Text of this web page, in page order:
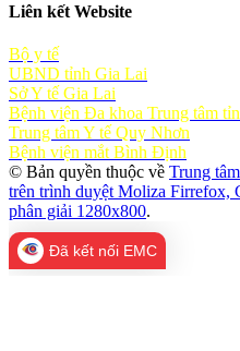
Liên kết Website
Bộ y tế
UBND tỉnh Gia Lai
Sở Y tế Gia Lai
Bệnh viện Đa khoa Trung tâm
Trung tâm Y tế Quy Nhơn
Bệnh viện mắt Bình Định
© Bản quyền thuộc về Trung
trên trình duyệt Moliza Firrefox,
phân giải 1280x800.
Đã kết nối EMC